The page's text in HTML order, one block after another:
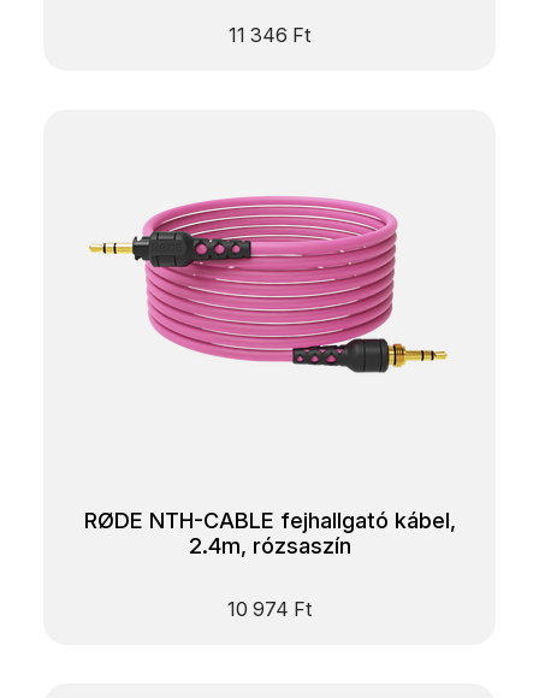
11 346 Ft
RØDE NTH-CABLE fejhallgató kábel,
2.4m, rózsaszín
10 974 Ft